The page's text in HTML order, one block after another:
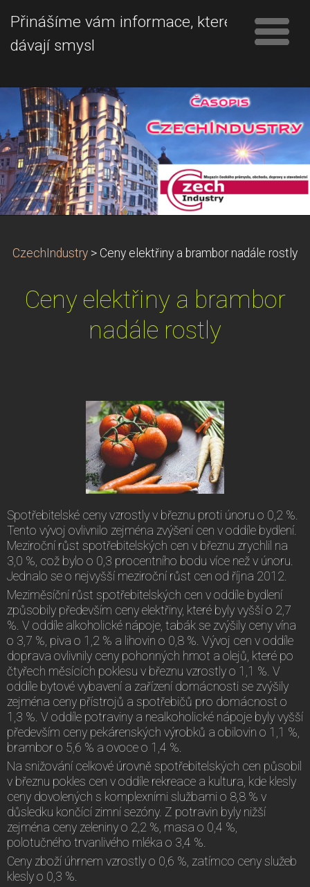
Přinášíme vám informace, které
dávají smysl
CzechIndustry > Ceny elektřiny a brambor nadále rostly
Ceny elektřiny a brambor
nadále rostly
Spotřebitelské ceny vzrostly v březnu proti únoru o 0,2 %.
Tento vývoj ovlivnilo zejména zvýšení cen v oddíle bydlení.
Meziroční růst spotřebitelských cen v březnu zrychlil na
3,0 %, což bylo o 0,3 procentního bodu více než v únoru.
Jednalo se o nejvyšší meziroční růst cen od října 2012.
Meziměsíční růst spotřebitelských cen v oddíle bydlení
způsobily především ceny elektřiny, které byly vyšší o 2,7
%. V oddíle alkoholické nápoje, tabák se zvýšily ceny vína
o 3,7 %, piva o 1,2 % a lihovin o 0,8 %. Vývoj cen v oddíle
doprava ovlivnily ceny pohonných hmot a olejů, které po
čtyřech měsících poklesu v březnu vzrostly o 1,1 %. V
oddíle bytové vybavení a zařízení domácnosti se zvýšily
zejména ceny přístrojů a spotřebičů pro domácnost o
1,3 %. V oddíle potraviny a nealkoholické nápoje byly vyšší
především ceny pekárenských výrobků a obilovin o 1,1 %,
brambor o 5,6 % a ovoce o 1,4 %.
Na snižování celkové úrovně spotřebitelských cen působil
v březnu pokles cen v oddíle rekreace a kultura, kde klesly
ceny dovolených s komplexními službami o 8,8 % v
důsledku končící zimní sezóny. Z potravin byly nižší
zejména ceny zeleniny o 2,2 %, masa o 0,4 %,
polotučného trvanlivého mléka o 3,4 %.
Ceny zboží úhrnem vzrostly o 0,6 %, zatímco ceny služeb
klesly o 0,3 %.